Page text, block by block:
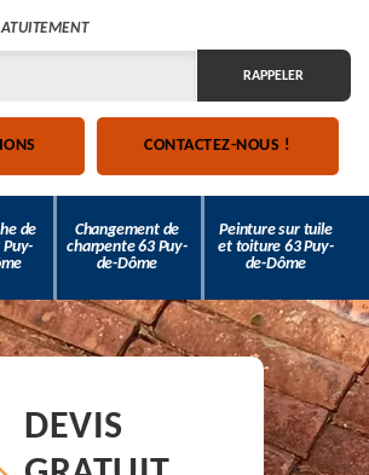
CONTACTEZ-NOUS !
de
Changement de
charpente 63 Puy-
de-Dôme
Peinture sur tuile
et toiture 63 Puy-
de-Dôme
DEVIS